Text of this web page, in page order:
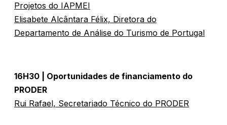
Projetos do IAPMEI
Elisabete Alcântara Félix, Diretora do
Departamento de Análise do Turismo de Portugal
16H30 | Oportunidades de financiamento do
PRODER
Rui Rafael, Secretariado Técnico do PRODER